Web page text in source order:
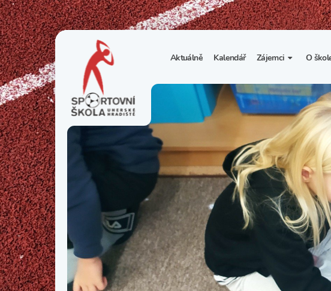
Aktuálně Kalendář Zájemci
1. třída
Sportovní třídy
Nesportovní třídy
O